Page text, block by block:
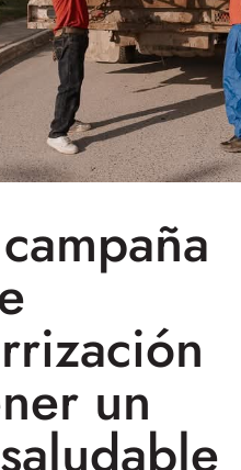
un